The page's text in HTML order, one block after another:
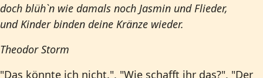
doch blüh`n wie damals noch Jasmin und Flieder,
und Kinder binden deine Kränze wieder.
Theodor Storm
"Das könnte ich nicht.", "Wie schafft ihr das?", "Der